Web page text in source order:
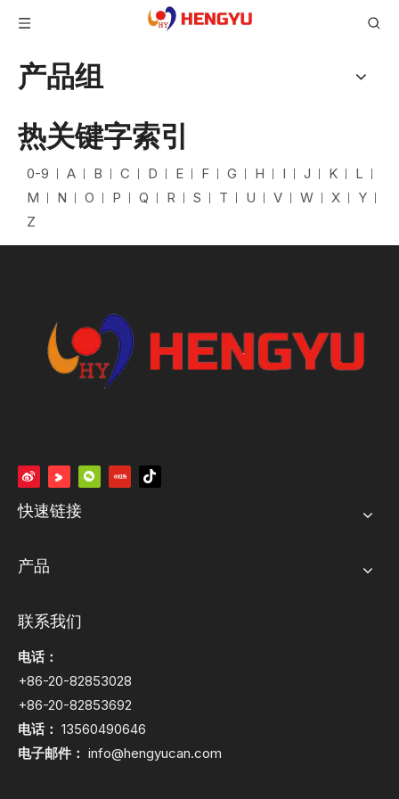
产品组
热关键字索引
0-9 A B C D E F G H I J K
L
M
N O P Q R S T U V W X
Y
Z
快速链接
产品
联系我们
电话：
+86-20-82853028
+86-20-82853692
电话： 13560490646
电子邮件： info@hengyucan.com